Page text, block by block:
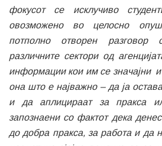
фокусот се исклучиво
овозможено во целосно
потполно отворен разговор
различните сектори од
информации кои им се значајни
она што е најважно – да ја
и да аплицираат за пракса
запознаени со фактот дека
до добра пракса, за работа и да